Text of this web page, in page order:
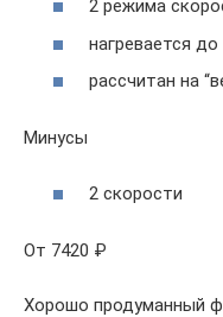
2 режима
нагревается
рассчитан на
Минусы
2 скорости
От 7420 ₽
Хорошо продуманный